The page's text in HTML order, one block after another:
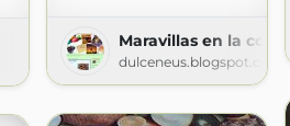
Maravillas en la cocina
dulceneus.blogspot.com